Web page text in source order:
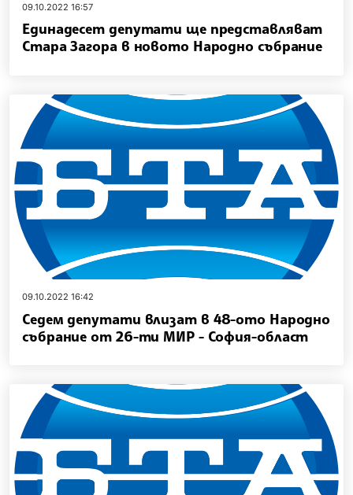
09.10.2022 16:57
Единадесет депутати ще представляват
Стара Загора в новото Народно събрание
09.10.2022 16:42
Седем депутати влизат в 48-ото Народно
събрание от 26-ти МИР - София-област